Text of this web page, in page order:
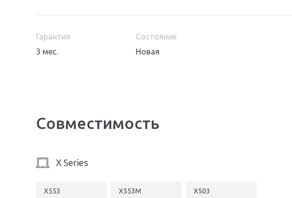
Гарантия
3 мес.
Состояние
Новая
Совместимость
X Series
X553 X553M X503